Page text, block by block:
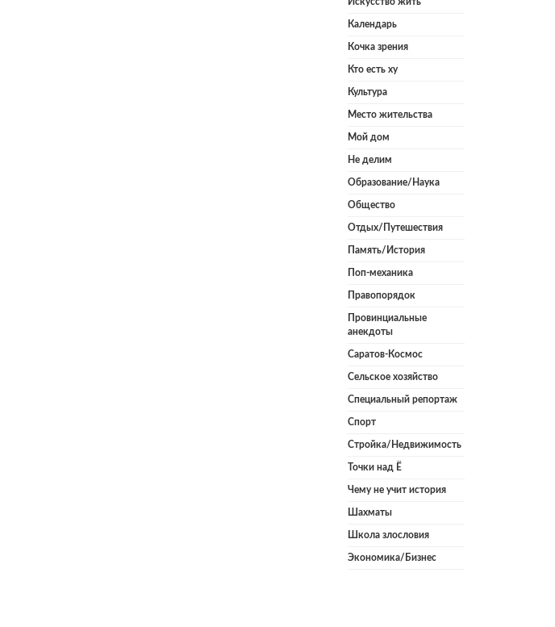
Календарь
Кочка зрения
Кто есть ху
Культура
Место жительства
Мой дом
Не делим
Образование/Наука
Общество
Отдых/Путешествия
Память/История
Поп-механика
Правопорядок
Провинциальные
анекдоты
Саратов-Космос
Сельское хозяйство
Специальный репортаж
Спорт
Стройка/Недвижимость
Точки над Ё
Чему не учит история
Шахматы
Школа злословия
Экономика/Бизнес